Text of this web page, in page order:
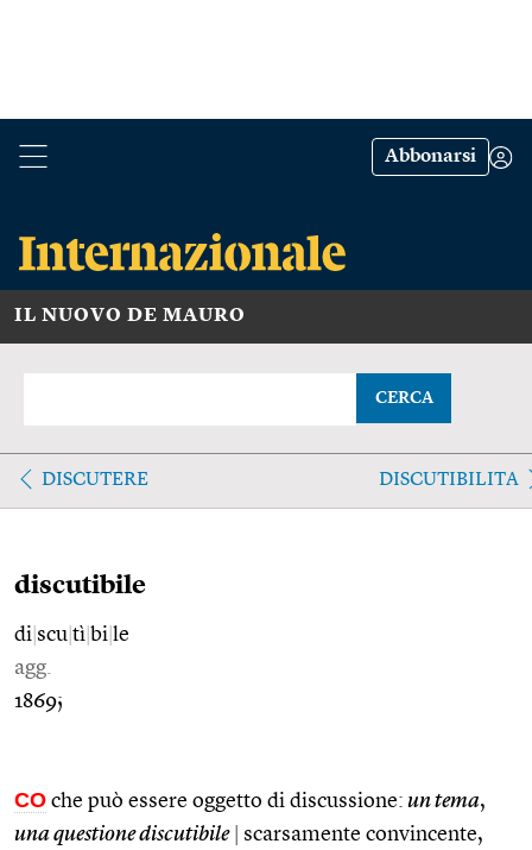
Abbonarsi
IL NUOVO DE MAURO
CERCA
DISCUTERE DISCUTIBILITA
discutibile
di scu tì bi le
agg.
1869;
CO che può essere oggetto di discussione: un tema,
una questione discutibile
scarsamente convincente,